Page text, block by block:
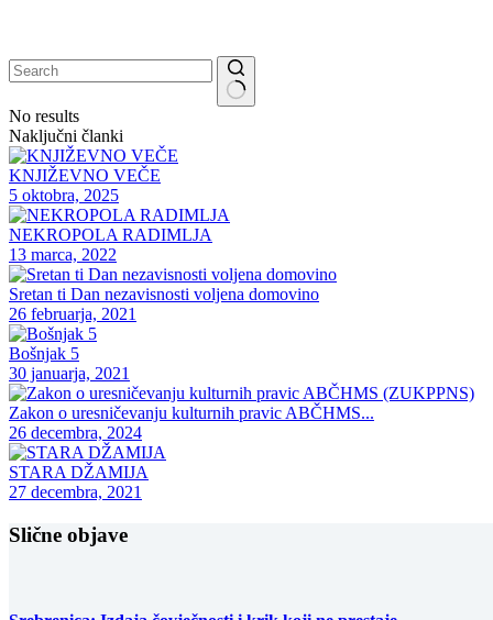
No results
Naključni članki
KNJIŽEVNO VEČE
5 oktobra, 2025
NEKROPOLA RADIMLJA
13 marca, 2022
Sretan ti Dan nezavisnosti voljena domovino
26 februarja, 2021
Bošnjak 5
30 januarja, 2021
Zakon o uresničevanju kulturnih pravic ABČHMS...
26 decembra, 2024
STARA DŽAMIJA
27 decembra, 2021
Slične objave